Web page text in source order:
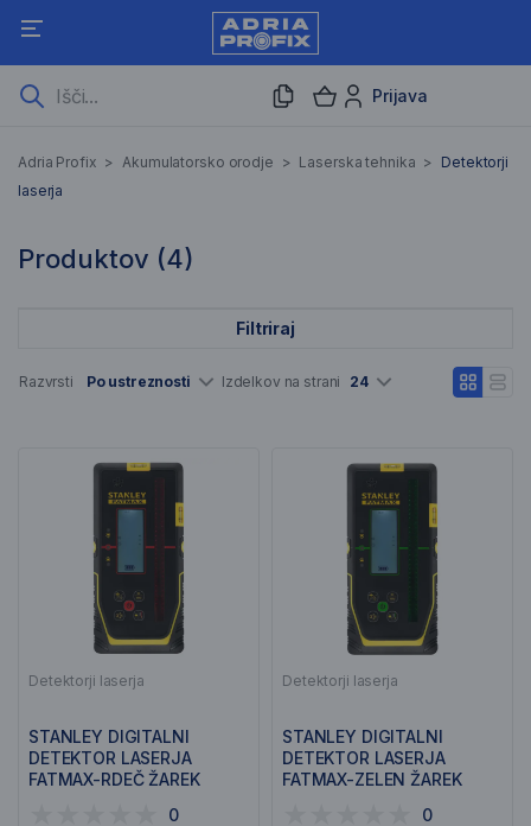
Prijava
Detektorji laserja
Adria Profix > Akumulatorsko orodje > Laserska tehnika > Detektorji
laserja
Produktov (4)
4 Rezultati iskanja
Filtriraj
Seznam artiklov
Razvrsti Po ustreznosti Izdelkov na strani 24
Detektorji laserja
STANLEY DIGITALNI
DETEKTOR LASERJA
FATMAX-RDEČ ŽAREK
0
Detektorji laserja
STANLEY DIGITALNI
DETEKTOR LASERJA
FATMAX-ZELEN ŽAREK
0